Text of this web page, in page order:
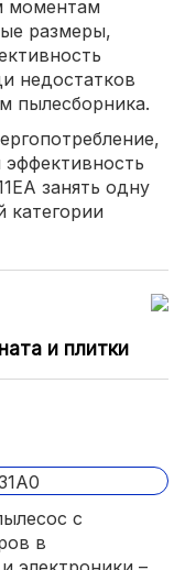
моментам
размеры,
недостатков
пылесборника.
занять одну
и плитки
с
в